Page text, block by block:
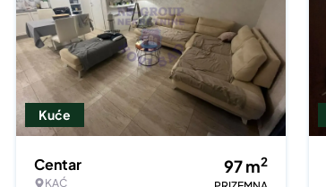
Kuće
Centar
KAĆ
97m2